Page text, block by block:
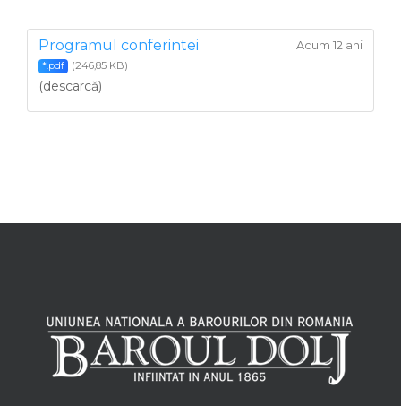
Programul conferintei Acum 12 ani
*.pdf (246,85 KB)
(descarcă)